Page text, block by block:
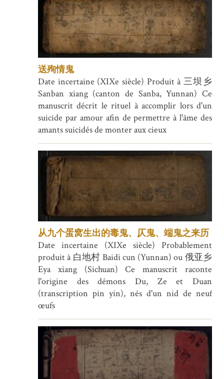
送殉情鬼
Date incertaine (XIXe siècle) Produit à 三坝乡
Sanban xiang (canton de Sanba, Yunnan) Ce
manuscrit décrit le rituel à accomplir lors d'un
suicide par amour afin de permettre à l'âme des
amants suicidés de monter aux cieux
从九个蛋窝生出的毒鬼、仄鬼、端鬼之来历
Date incertaine (XIXe siècle) Probablement
produit à 白地村 Baidi cun (Yunnan) ou 俄亚乡
Eya xiang (Sichuan) Ce manuscrit raconte
l'origine des démons Du, Ze et Duan
(transcription pin yin), nés d'un nid de neuf
œufs